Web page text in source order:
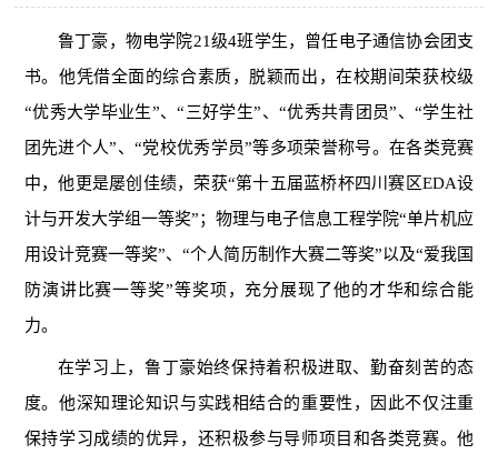
鲁丁豪，物电学院21级4班学生，曾任电子通信协会团支
书。他凭借全面的综合素质，脱颖而出，在校期间荣获校级
“优秀大学毕业生”、“三好学生”、“优秀共青团员”、“学生社
团先进个人”、“党校优秀学员”等多项荣誉称号。在各类竞赛
中，他更是屡创佳绩，荣获“第十五届蓝桥杯四川赛区EDA设
计与开发大学组一等奖”；物理与电子信息工程学院“单片机应
用设计竞赛一等奖”、“个人简历制作大赛二等奖”以及“爱我国
防演讲比赛一等奖”等奖项，充分展现了他的才华和综合能
力。
在学习上，鲁丁豪始终保持着积极进取、勤奋刻苦的态
度。他深知理论知识与实践相结合的重要性，因此不仅注重
保持学习成绩的优异，还积极参与导师项目和各类竞赛。他